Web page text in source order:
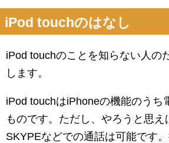
iPod touchのはなし
iPod touchのことを知らない人の
します。
iPod touchはiPhoneの機能のうち
ものです。ただし、やろうと思え
SKYPEなどでの通話は可能です